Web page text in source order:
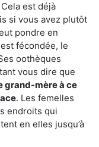
est déjà
si vous avez plutôt
pondre en
fécondée, le
oothèques
vous dire que
grand-mère à ce
. Les femelles
endroits qui
en elles jusqu’à